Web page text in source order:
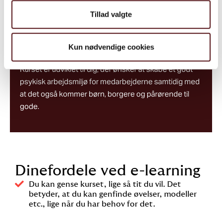
Tillad valgte
Kun nødvendige cookies
arbejdet, hvilken karakter de har, og i hvilket omfang,
Forslag til konkrete tiltag, der kan hjælpe med at
forebygge og håndtere høje følelsesmæssige krav
Kurset er udviklet til dig, der ønsker at skabe et godt
psykisk arbejdsmiljø for medarbejderne samtidig med
at det også kommer børn, borgere og pårørende til
gode.
Dinefordele ved e-learning
Du kan gense kurset, lige så tit du vil. Det
betyder, at du kan genfinde øvelser, modeller
etc., lige når du har behov for det.